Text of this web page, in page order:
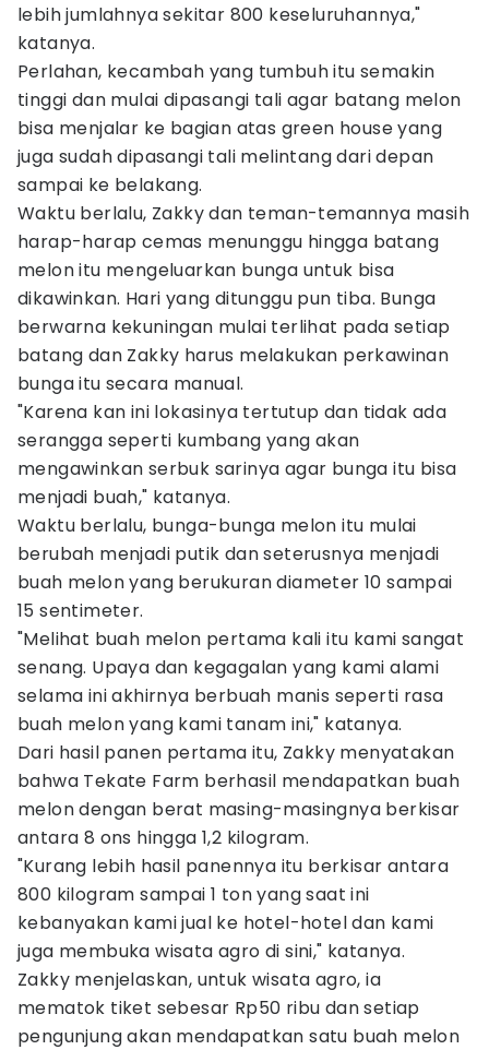
lebih jumlahnya sekitar 800 keseluruhannya,"
katanya.
Perlahan, kecambah yang tumbuh itu semakin
tinggi dan mulai dipasangi tali agar batang melon
bisa menjalar ke bagian atas green house yang
juga sudah dipasangi tali melintang dari depan
sampai ke belakang.
Waktu berlalu, Zakky dan teman-temannya masih
harap-harap cemas menunggu hingga batang
melon itu mengeluarkan bunga untuk bisa
dikawinkan. Hari yang ditunggu pun tiba. Bunga
berwarna kekuningan mulai terlihat pada setiap
batang dan Zakky harus melakukan perkawinan
bunga itu secara manual.
"Karena kan ini lokasinya tertutup dan tidak ada
serangga seperti kumbang yang akan
mengawinkan serbuk sarinya agar bunga itu bisa
menjadi buah," katanya.
Waktu berlalu, bunga-bunga melon itu mulai
berubah menjadi putik dan seterusnya menjadi
buah melon yang berukuran diameter 10 sampai
15 sentimeter.
"Melihat buah melon pertama kali itu kami sangat
senang. Upaya dan kegagalan yang kami alami
selama ini akhirnya berbuah manis seperti rasa
buah melon yang kami tanam ini," katanya.
Dari hasil panen pertama itu, Zakky menyatakan
bahwa Tekate Farm berhasil mendapatkan buah
melon dengan berat masing-masingnya berkisar
antara 8 ons hingga 1,2 kilogram.
"Kurang lebih hasil panennya itu berkisar antara
800 kilogram sampai 1 ton yang saat ini
kebanyakan kami jual ke hotel-hotel dan kami
juga membuka wisata agro di sini," katanya.
Zakky menjelaskan, untuk wisata agro, ia
mematok tiket sebesar Rp50 ribu dan setiap
pengunjung akan mendapatkan satu buah melon